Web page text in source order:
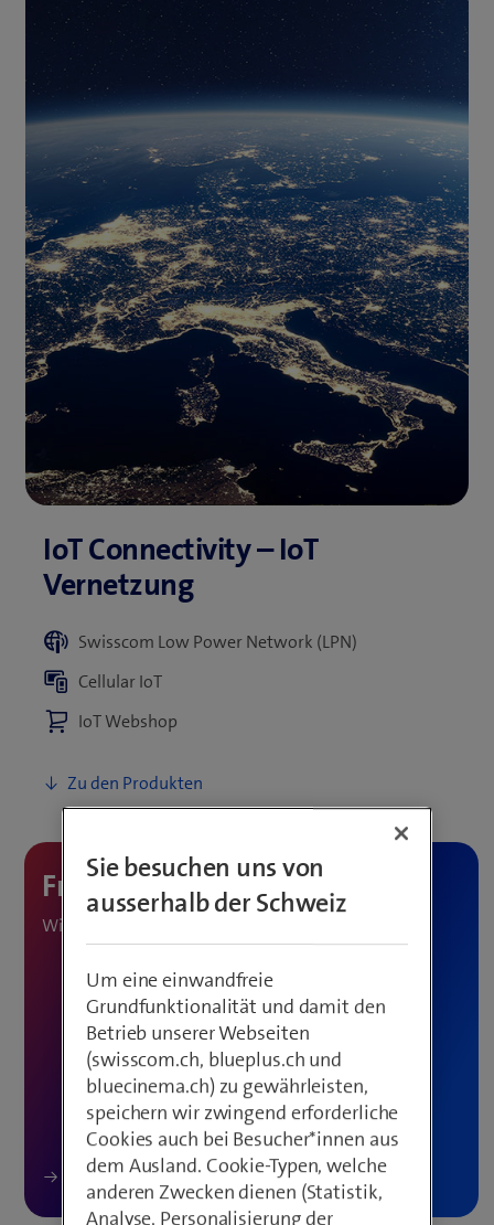
Swisscom Low Power Network (LPN)
Cellular IoT
IoT Webshop
Wir beraten Sie gerne.
Sie besuchen uns von
ausserhalb der Schweiz
Um eine einwandfreie
Grundfunktionalität und damit den
Betrieb unserer Webseiten
(swisscom.ch, blueplus.ch und
bluecinema.ch) zu gewährleisten,
speichern wir zwingend erforderliche
Cookies auch bei Besucher*innen aus
dem Ausland. Cookie-Typen, welche
anderen Zwecken dienen (Statistik,
Analyse, Personalisierung der